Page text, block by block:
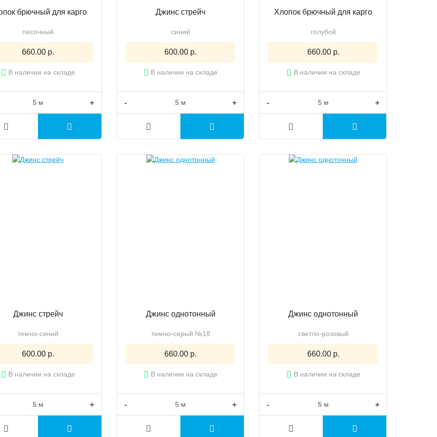
брючный для карго
песочный
660.00 р.
В наличии на складе
+
Джинс стрейч
синий
600.00 р.
В наличии на складе
- +
Хлопок брючный для карго
голубой
660.00 р.
В наличии на складе
- +
Джинс стрейч
темно-синий
600.00 р.
В наличии на складе
+
Джинс однотонный
темно-серый №18
660.00 р.
В наличии на складе
- +
Джинс однотонный
светло-розовый
660.00 р.
В наличии на складе
- +